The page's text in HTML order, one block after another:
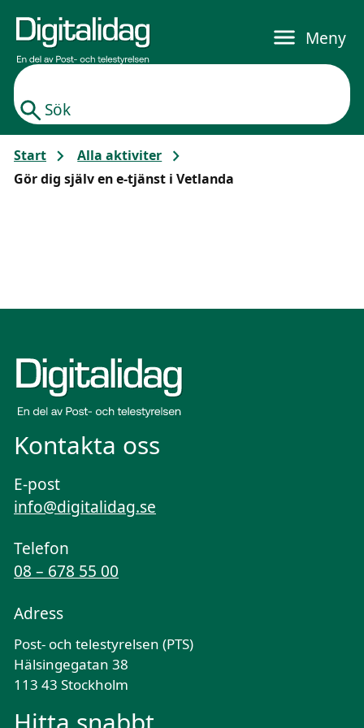
Sök
Meny
Start
Alla aktiviter
Gör dig själv en e-tjänst i Vetlanda
Kontakta oss
E-post
info@digitalidag.se
Telefon
08 – 678 55 00
Adress
Post- och telestyrelsen (PTS)
Hälsingegatan 38
113 43 Stockholm